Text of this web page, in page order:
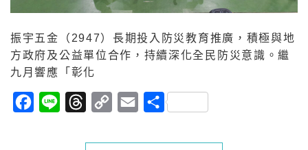
振宇五金（2947）長期投入防災教育推廣，積極與地
方政府及公益單位合作，持續深化全民防災意識。繼
九月響應「彰化
Facebook
Line Threads
Copy Email分